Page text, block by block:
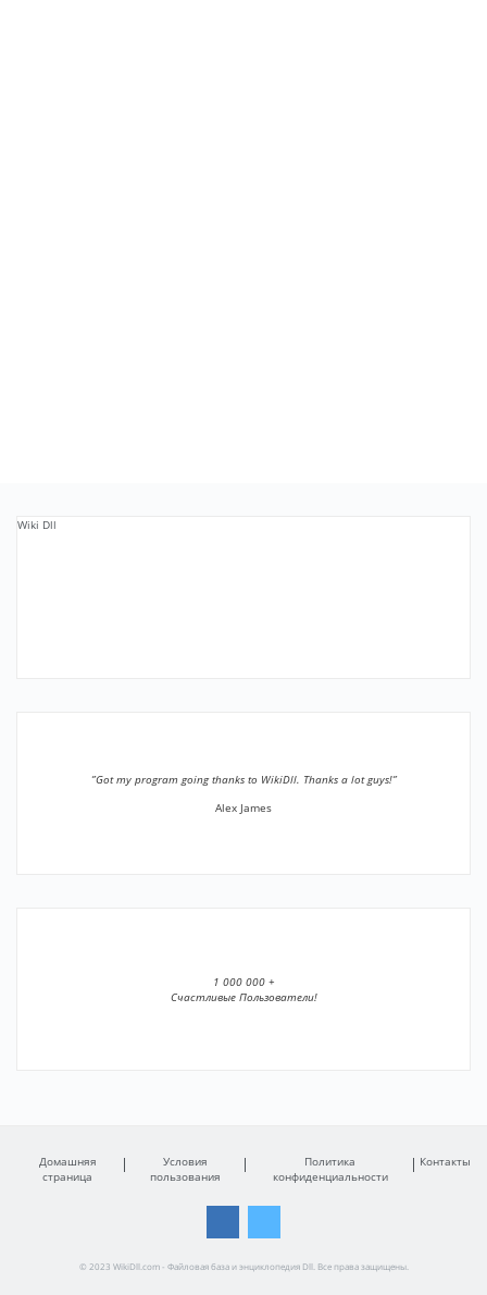
Wiki Dll
”Got my program going thanks to WikiDll. Thanks a lot guys!”
Alex James
1 000 000 +
Счастливые Пользователи!
Домашняя
страница
Условия
пользования
Политика
конфиденциальности
Контакты
© 2023 WikiDll.com - Файловая база и энциклопедия Dll. Все права защищены.